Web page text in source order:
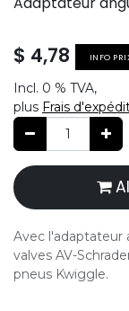
$ 4,78 INFO
Incl. 0 % TVA,
plus Frais
Avec l'adaptateur
valves AV-
pneus Kwiggle.